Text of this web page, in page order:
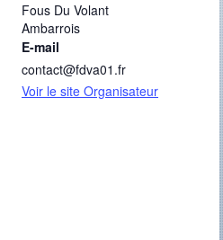
Fous Du Volant
Ambarrois
E-mail
contact@fdva01.fr
Voir le site Organisateur